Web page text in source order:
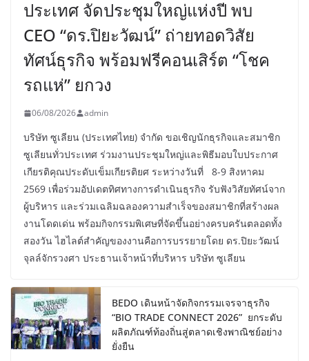
ประเทศ จัดประชุมใหญ่แห่งปี พบ
CEO “ดร.ปิยะวัฒน์” ถ่ายทอดวิสัย
ทัศน์ธุรกิจ พร้อมฟรีคอนเสิร์ต “โชค
รถแห่” ยกวง
06/08/2026 admin
บริษัท ซูเลียน (ประเทศไทย) จำกัด ขอเชิญนักธุรกิจและสมาชิก
ซูเลียนทั่วประเทศ ร่วมงานประชุมใหญ่และพิธีมอบใบประกาศ
เกียรติคุณประดับเข็มเกียรติยศ ระหว่างวันที่ 8-9 สิงหาคม
2569 เพื่อร่วมอัปเดตทิศทางการดำเนินธุรกิจ รับฟังวิสัยทัศน์จาก
ผู้บริหาร และร่วมเฉลิมฉลองความสำเร็จของสมาชิกที่สร้างผล
งานโดดเด่น พร้อมกิจกรรมพิเศษที่จัดขึ้นอย่างครบครันตลอดทั้ง
สองวัน ไฮไลต์สำคัญของงานคือการบรรยายโดย ดร.ปิยะวัฒน์
จุลล์จักรวงศา ประธานเจ้าหน้าที่บริหาร บริษัท ซูเลียน
BEDO เดินหน้าจัดกิจกรรมเจรจาธุรกิจ
“BIO TRADE CONNECT 2026” ยกระดับ
ผลิตภัณฑ์ท้องถิ่นสู่ตลาดเชิงพาณิชย์อย่าง
ยั่งยืน